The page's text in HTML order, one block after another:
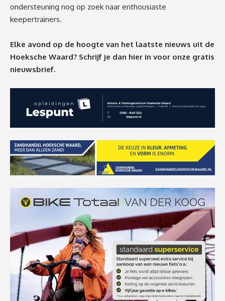
ondersteuning nog op zoek naar enthousiaste
keepertrainers.
Elke avond op de hoogte van het laatste nieuws uit de
Hoeksche Waard? Schrijf je dan hier in voor onze gratis
nieuwsbrief.